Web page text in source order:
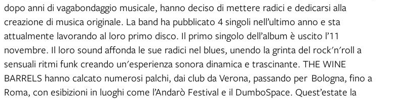
dopo anni di vagabondaggio musicale, hanno deciso di mettere radici e dedicarsi alla
creazione di musica originale. La band ha pubblicato 4 singoli nell’ultimo anno e sta
attualmente lavorando al loro primo disco. Il primo singolo dell’album è uscito l’11
novembre. Il loro sound affonda le sue radici nel blues, unendo la grinta del rock'n'roll a
sensuali ritmi funk creando un'esperienza sonora dinamica e trascinante. THE WINE
BARRELS hanno calcato numerosi palchi, dai club da Verona, passando per Bologna, fino a
Roma, con esibizioni in luoghi come l’Andarò Festival e il DumboSpace. Quest’estate la